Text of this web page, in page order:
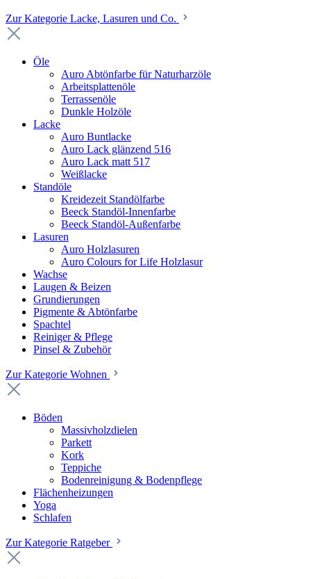
Zur Kategorie Lacke, Lasuren und Co.
Öle
Auro Abtönfarbe für Naturharzöle
Arbeitsplattenöle
Terrassenöle
Dunkle Holzöle
Lacke
Auro Buntlacke
Auro Lack glänzend 516
Auro Lack matt 517
Weißlacke
Standöle
Kreidezeit Standölfarbe
Beeck Standöl-Innenfarbe
Beeck Standöl-Außenfarbe
Lasuren
Auro Holzlasuren
Auro Colours for Life Holzlasur
Wachse
Laugen & Beizen
Grundierungen
Pigmente & Abtönfarbe
Spachtel
Reiniger & Pflege
Pinsel & Zubehör
Zur Kategorie Wohnen
Böden
Massivholzdielen
Parkett
Kork
Teppiche
Bodenreinigung & Bodenpflege
Flächenheizungen
Yoga
Schlafen
Zur Kategorie Ratgeber